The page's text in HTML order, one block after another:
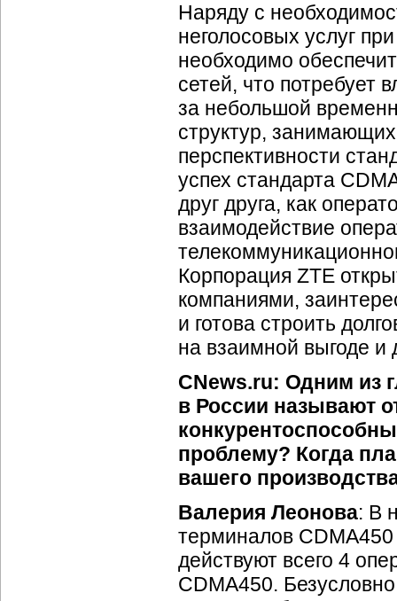
Наряду с
неголосовых услуг
необходимо
сетей, что потребует
за небольшой
структур,
перспективности
успех стандарта
друг друга, как
взаимодействие
Корпорация ZTE
компаниями,
и готова строить
на взаимной выгоде и
CNews.ru: Одним из
в России называют
проблему? Когда
вашего
Валерия Леонова: В
терминалов
действуют всего 4
CDMA450.